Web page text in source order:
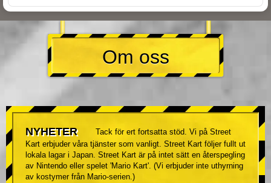
Om oss
NYHETER
Tack för ert fortsatta stöd. Vi på Street
Kart erbjuder våra tjänster som vanligt. Street Kart följer fullt ut
lokala lagar i Japan. Street Kart är på intet sätt en återspegling
av Nintendo eller spelet 'Mario Kart'. (Vi erbjuder inte uthyrning
av kostymer från Mario-serien.)